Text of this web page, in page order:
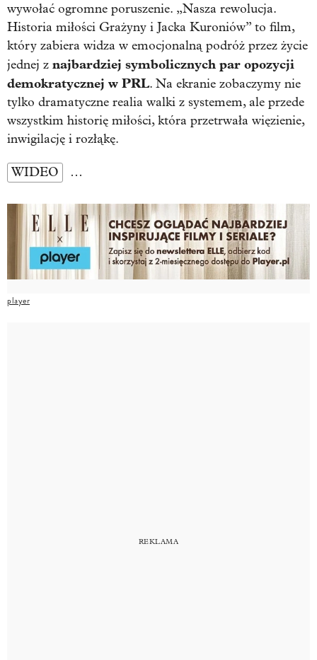
wywołać ogromne poruszenie. „Nasza rewolucja.
Historia miłości Grażyny i Jacka Kuroniów” to film,
który zabiera widza w emocjonalną podróż przez życie
jednej z najbardziej symbolicznych par opozycji
demokratycznej w PRL. Na ekranie zobaczymy nie
tylko dramatyczne realia walki z systemem, ale przede
wszystkim historię miłości, która przetrwała więzienie,
inwigilację i rozłąkę.
WIDEO …
player